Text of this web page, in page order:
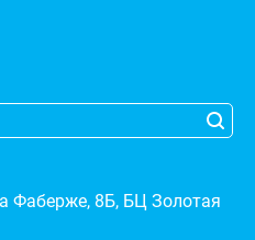
Фаберже, 8Б, БЦ Золотая